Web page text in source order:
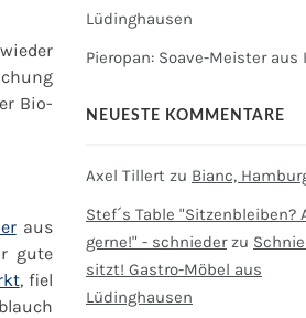
Bio-
aus
gute
, fiel
Lüdinghausen
Pieropan: Soave-Meister aus
NEUESTE KOMMENTARE
Axel Tillert zu Bianc,
Stef´s Table "Sitzenbleiben?
gerne!" - schniederzu
sitzt! Gastro-Möbel aus
Lüdinghausen